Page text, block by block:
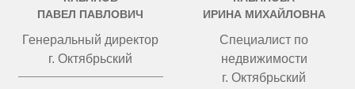
ПАВЕЛ ПАВЛОВИЧ
Генеральный директор
г. Октябрьский
ИРИНА МИХАЙЛОВНА
Специалист по
недвижимости
г. Октябрьский